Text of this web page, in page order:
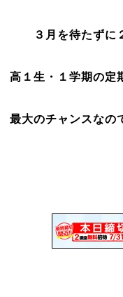
３月を待たずに
高１生・１学期の定
最大のチャンスなの